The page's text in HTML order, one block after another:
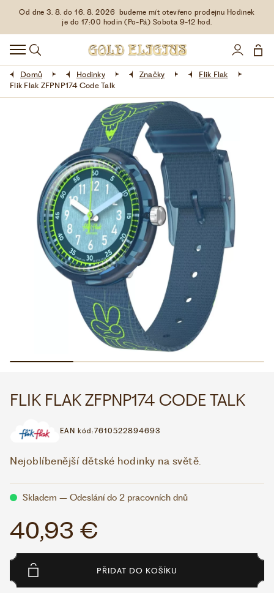
Od dne 3. 8. do 16. 8. 2026 budeme mít otevřeno prodejnu Hodinek
je do 17:00 hodin (Po-Pá) Sobota 9-12 hod.
HODINKY
DOPLŇKY
ŠPERKY
LIMITOVANÉ EDICE
LÁSKA ❤
VŠE O NÁKUPU
KONTAKT
WHATSAPP
VOLEJTE 9:00–18:00 +420 775 138 346
Domů Hodinky Značky
Flik Flak
Flik Flak ZFPNP174 Code Talk
FLIK FLAK ZFPNP174 CODE TALK
EAN kód:7610522894693
Nejoblíbenější dětské hodinky na světě.
Skladem – Odeslání do 2 pracovních dnů
40,93 €
PŘIDAT DO KOŠÍKU